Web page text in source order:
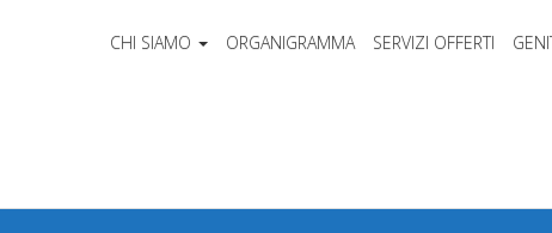
CHI SIAMO ORGANIGRAMMA SERVIZI OFFERTI